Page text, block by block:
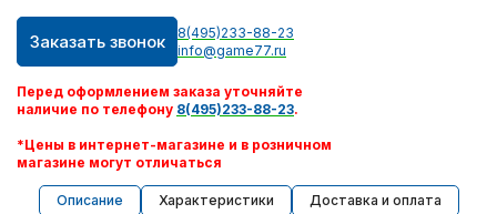
Заказать звонок
8(495)233-88-23
info@game77.ru
Перед оформлением заказа уточняйте
наличие по телефону 8(495)233-88-23.
*Цены в интернет-магазине и в розничном
магазине могут отличаться
Описание Характеристики Доставка и оплата